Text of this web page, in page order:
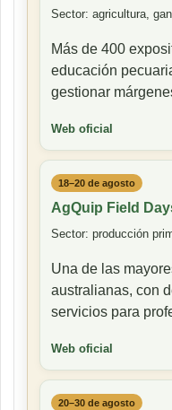
Sector: agricultura,
Más de 400
educación
gestionar
Web oficial
18–20 de agosto
AgQuip Field
Sector: producción
Una de las
australianas, con
servicios para
Web oficial
20–30 de agosto